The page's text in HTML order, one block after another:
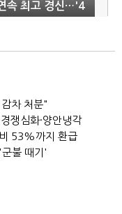
속 최고 경신…'4
' 코앞
차 처분"
쟁심화·양안냉각
53%까지 환급
불 때기'